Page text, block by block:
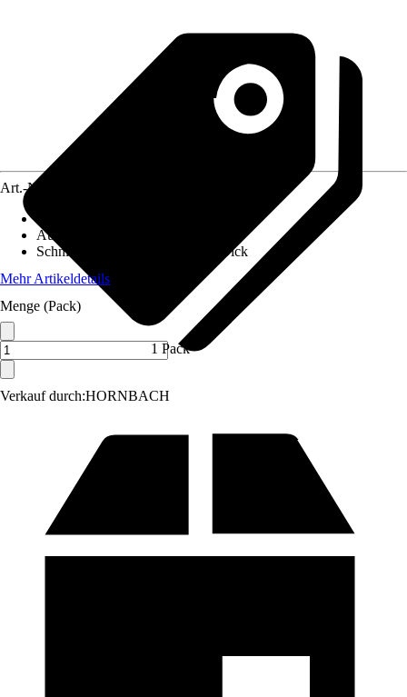
Verkauf durch:HORNBACH
Art.-Nr.
Aufnahmeschaft
Schnittart
Gerade, Fein, Dünn, Dick
Mehr Artikeldetails
Menge (Pack)
1 Pack